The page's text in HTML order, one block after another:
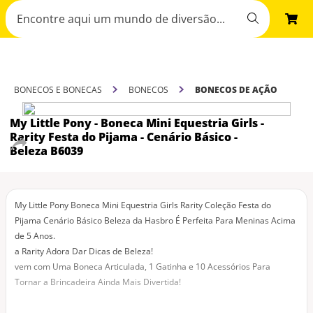
BONECOS E BONECAS BONECOS BONECOS DE AÇÃO
My Little Pony - Boneca Mini Equestria Girls -
Rarity Festa do Pijama - Cenário Básico -
Beleza B6039
My Little Pony Boneca Mini Equestria Girls Rarity Coleção Festa do
Pijama Cenário Básico Beleza da Hasbro É Perfeita Para Meninas Acima
de 5 Anos.
a Rarity Adora Dar Dicas de Beleza!
vem com Uma Boneca Articulada, 1 Gatinha e 10 Acessórios Para
Tornar a Brincadeira Ainda Mais Divertida!